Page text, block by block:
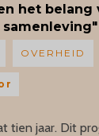
het belang
tien jaar. Dit
OVERHEID